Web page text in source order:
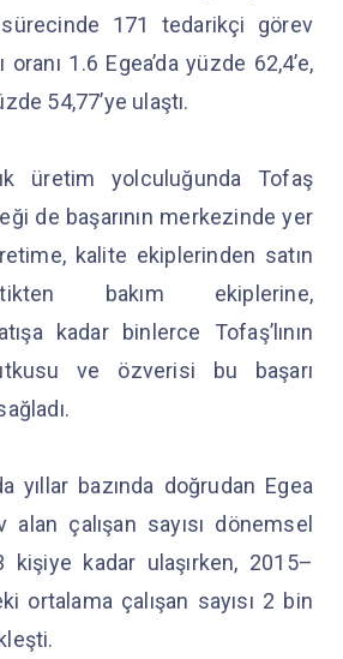
171 tedarikçi görev
oranı 1.6 Egea’da yüzde 62,4’e,
54,77’ye ulaştı.
üretim yolculuğunda Tofaş
de başarının merkezinde yer
kalite ekiplerinden satın
bakım ekiplerine,
kadar binlerce Tofaş’lının
ve özverisi bu başarı
yıllar bazında doğrudan Egea
alan çalışan sayısı dönemsel
kadar ulaşırken, 2015–
ortalama çalışan sayısı 2 bin